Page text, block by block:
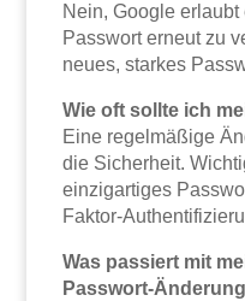
Nein, Google
Passwort erneut zu
neues, starkes
Wie oft sollte ich
Eine regelmäßige
die Sicherheit.
einzigartiges
Faktor-
Was passiert mit
Passwort-